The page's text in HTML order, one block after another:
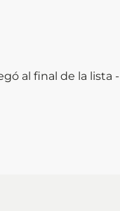
al final de la lista -